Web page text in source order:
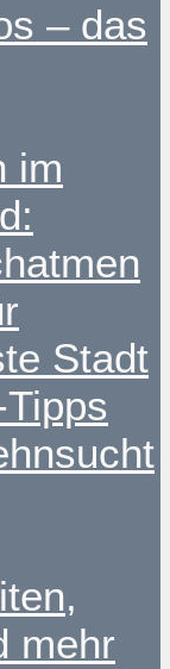
– das
im
Stadt
mehr